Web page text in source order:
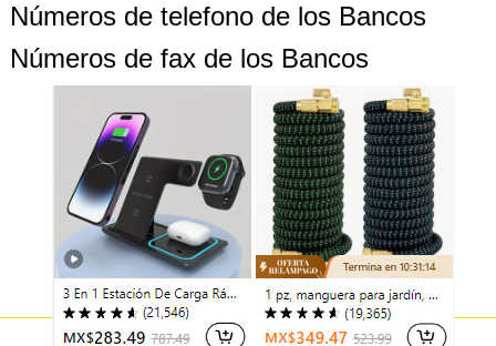
Números de telefono de los Bancos
Números de fax de los Bancos